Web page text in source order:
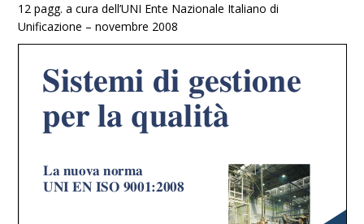
12 pagg. a cura dell’UNI Ente Nazionale Italiano di
Unificazione – novembre 2008